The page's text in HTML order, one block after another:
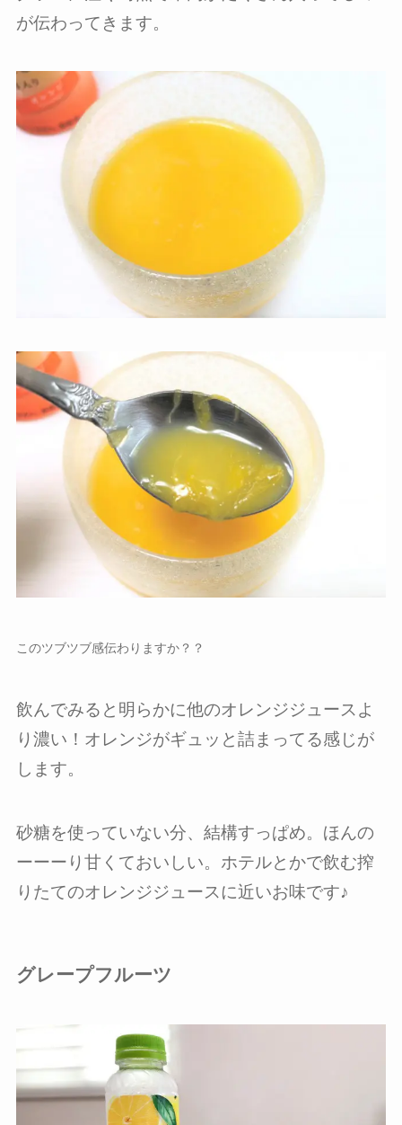
が伝わってきます。
このツブツブ感伝わりますか？？
飲んでみると明らかに他のオレンジジュースよ
り濃い！オレンジがギュッと詰まってる感じが
します。
砂糖を使っていない分、結構すっぱめ。ほんの
ーーーり甘くておいしい。ホテルとかで飲む搾
りたてのオレンジジュースに近いお味です♪
グレープフルーツ